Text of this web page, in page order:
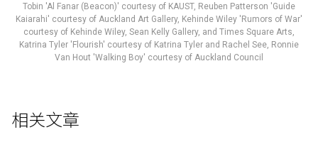
Tobin 'Al Fanar (Beacon)' courtesy of KAUST, Reuben Patterson 'Guide
Kaiarahi' courtesy of Auckland Art Gallery, Kehinde Wiley 'Rumors of War'
courtesy of Kehinde Wiley, Sean Kelly Gallery, and Times Square Arts,
Katrina Tyler 'Flourish' courtesy of Katrina Tyler and Rachel See, Ronnie
Van Hout 'Walking Boy' courtesy of Auckland Council
相关文章